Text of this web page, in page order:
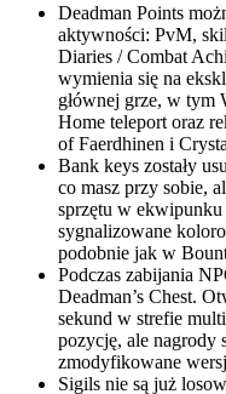
Deadman Points
aktywności: PvM,
Diaries / Combat
wymienia się na
głównej grze, w tym
Home teleport oraz
of Faerdhinen i
Bank keys zostały
co masz przy sobie,
sprzętu w
sygnalizowane
podobnie jak w
Podczas zabijania
Deadman’s Chest.
sekund w strefie
pozycję, ale nagrody
zmodyfikowane
Sigils nie są już